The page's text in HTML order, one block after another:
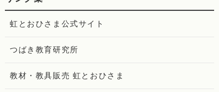
虹とおひさま公式サイト
つばき教育研究所
教材・教具販売 虹とおひさま